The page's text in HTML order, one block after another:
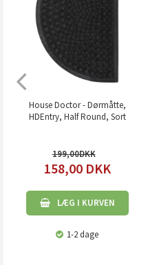
House Doctor - Dørmåtte,
HDEntry, Half Round, Sort
199,00
158,00 DKK
LÆG I KURVEN
1-2 dage